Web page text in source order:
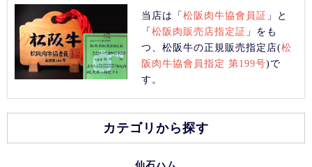
当店は「松阪肉牛協會員証 」と
「松阪肉販売店指定証 」をも
つ、松阪牛の正規販売指定店(松
阪肉牛協會員指定 第199号)で
す。
カテゴリから探す